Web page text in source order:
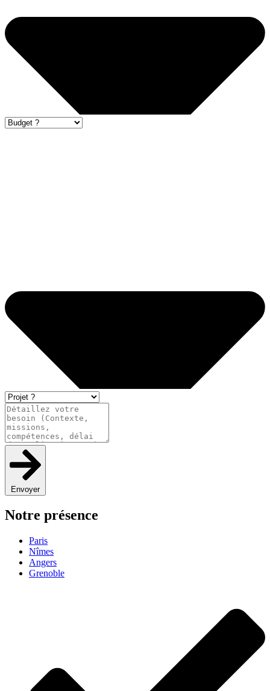
Envoyer
Notre présence
Paris
Nîmes
Angers
Grenoble